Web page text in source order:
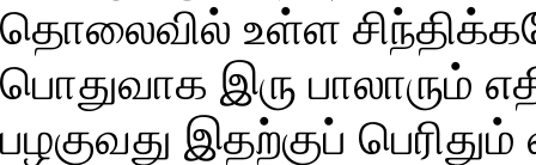
தொலைவில் உள்ள
பொதுவாக இரு பாலாரும்
பழகுவது இதற்குப்